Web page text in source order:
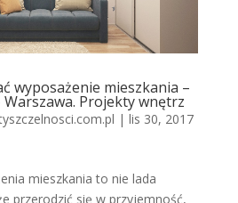
wyposażenie mieszkania –
Projekty wnętrz
| lis 30, 2017
mieszkania to nie lada
przerodzić się w przyjemność,